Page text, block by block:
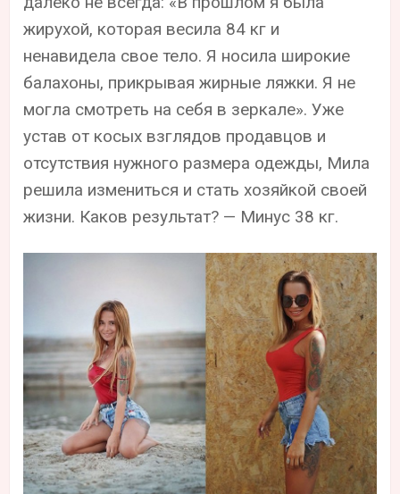
жирухой, которая весила 84 кг и
ненавидела свое тело. Я носила широкие
балахоны, прикрывая жирные ляжки. Я не
могла смотреть на себя в зеркале». Уже
устав от косых взглядов продавцов и
отсутствия нужного размера одежды, Мила
решила измениться и стать хозяйкой своей
жизни. Каков результат? — Минус 38 кг.